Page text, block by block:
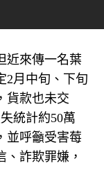
近來傳一名葉
2月中旬、下旬
貨款也未交
統計約50萬
並呼籲受害莓
詐欺罪嫌，